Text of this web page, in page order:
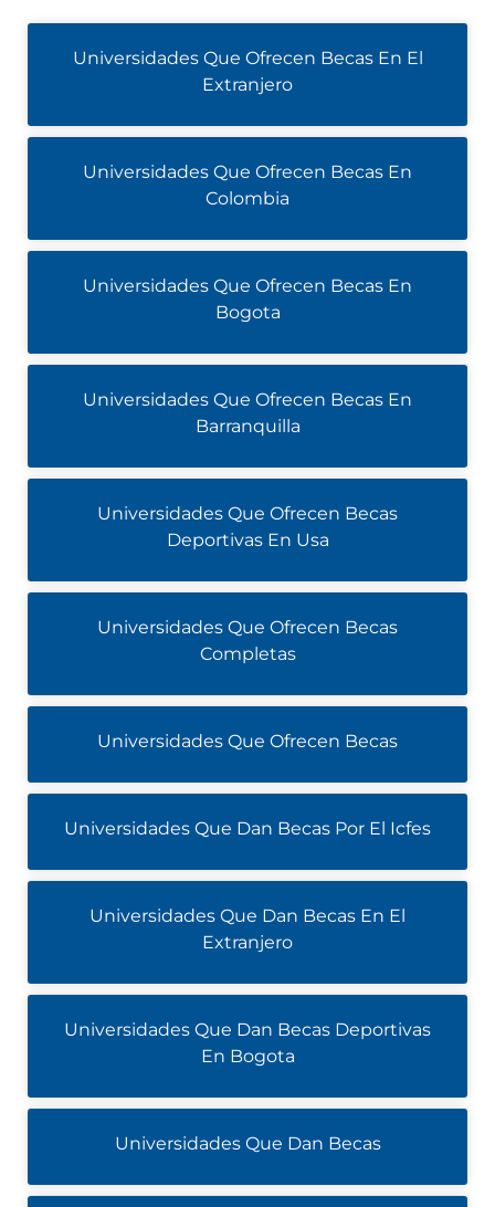
Universidades Que Ofrecen Becas En El
Extranjero
Universidades Que Ofrecen Becas En
Colombia
Universidades Que Ofrecen Becas En
Bogota
Universidades Que Ofrecen Becas En
Barranquilla
Universidades Que Ofrecen Becas
Deportivas En Usa
Universidades Que Ofrecen Becas
Completas
Universidades Que Ofrecen Becas
Universidades Que Dan Becas Por El Icfes
Universidades Que Dan Becas En El
Extranjero
Universidades Que Dan Becas Deportivas
En Bogota
Universidades Que Dan Becas